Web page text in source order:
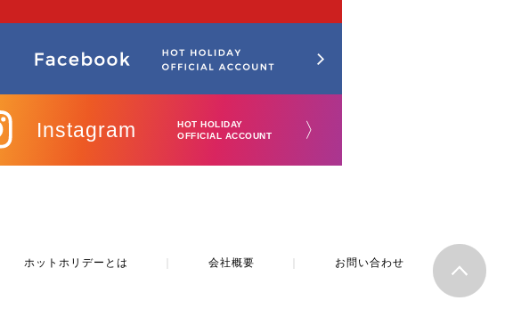
Instagram
HOT HOLIDAY
OFFICIAL ACCOUNT
〉
ホットホリデーとは 会社概要 お問い合わせ